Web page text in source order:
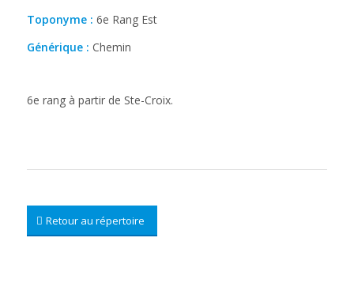
Toponyme : 6e Rang Est
Générique : Chemin
6e rang à partir de Ste-Croix.
Retour au répertoire